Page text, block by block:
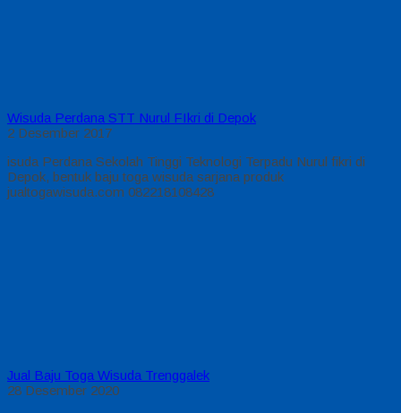
Wisuda Perdana STT Nurul FIkri di Depok
2 Desember 2017
isuda Perdana Sekolah Tinggi Teknologi Terpadu Nurul fikri di
Depok, bentuk baju toga wisuda sarjana produk
jualtogawisuda.com 082218108428
Jual Baju Toga Wisuda Trenggalek
28 Desember 2020